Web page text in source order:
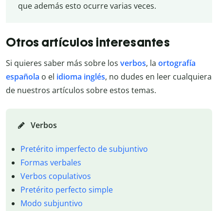
que además esto ocurre varias veces.
Otros artículos interesantes
Si quieres saber más sobre los verbos, la ortografía
española o el idioma inglés, no dudes en leer cualquiera
de nuestros artículos sobre estos temas.
Verbos
Pretérito imperfecto de subjuntivo
Formas verbales
Verbos copulativos
Pretérito perfecto simple
Modo subjuntivo